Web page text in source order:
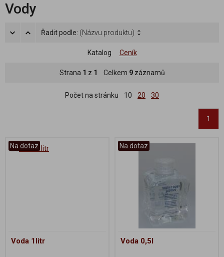
Vody
Řadit podle: (Názvu produktu)
Katalog Ceník
Strana 1 z 1 Celkem 9záznamů
Počet na stránku 10 20 30
1
Na dotaz
Voda 1litr
Na dotaz
Voda 0,5l